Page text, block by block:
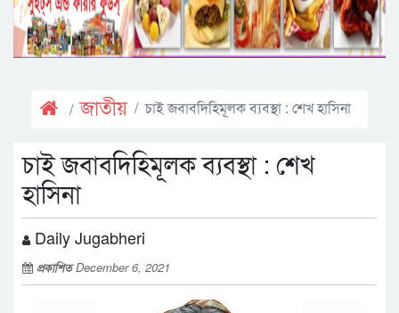
জাতীয় চাই জবাবদিহিমূলক ব্যবস্থা : শেখ হাসিনা
চাই জবাবদিহিমূলক ব্যবস্থা : শেখ
হাসিনা
Daily Jugabheri
প্রকাশিতDecember 6, 2021